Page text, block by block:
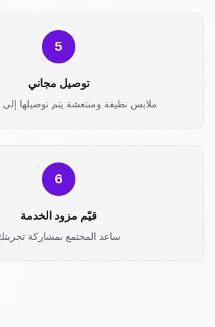
5
توصيل مجاني
ملابس نظيفة ومنتعشة يتم توصيلها إلى
6
قيّم مزود الخدمة
ساعد المجتمع بمشاركة